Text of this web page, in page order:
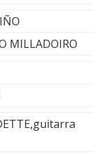
MILLADOIRO